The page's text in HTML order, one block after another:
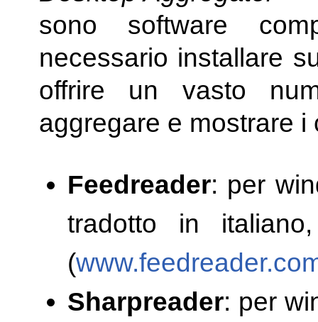
sono software
necessario installare
offrire un vasto
aggregare e mostrare
Feedreader: per
tradotto in
(
Sharpreader: per